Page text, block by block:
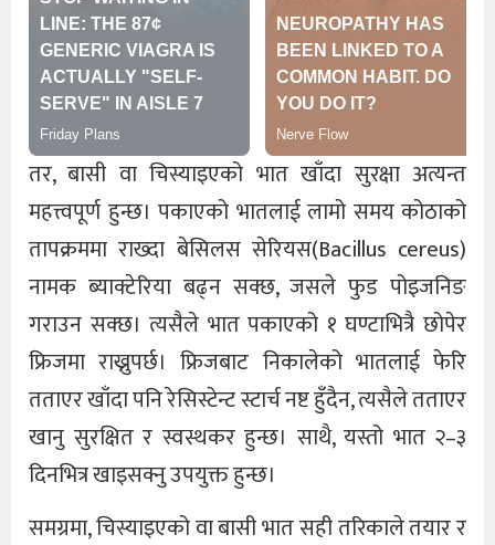
तर, बासी वा चिस्याइएको भात खाँदा सुरक्षा अत्यन्त
महत्त्वपूर्ण हुन्छ। पकाएको भातलाई लामो समय कोठाको
तापक्रममा राख्दा बेसिलस सेरियस(Bacillus cereus)
नामक ब्याक्टेरिया बढ्न सक्छ, जसले फुड पोइजनिङ
गराउन सक्छ। त्यसैले भात पकाएको १ घण्टाभित्रै छोपेर
फ्रिजमा राख्नुपर्छ। फ्रिजबाट निकालेको भातलाई फेरि
तताएर खाँदा पनि रेसिस्टेन्ट स्टार्च नष्ट हुँदैन, त्यसैले तताएर
खानु सुरक्षित र स्वस्थकर हुन्छ। साथै, यस्तो भात २–३
दिनभित्र खाइसक्नु उपयुक्त हुन्छ।
समग्रमा, चिस्याइएको वा बासी भात सही तरिकाले तयार र